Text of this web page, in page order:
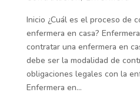
Inicio ¿Cuál es el proceso de
enfermera en casa?
contratar una enfermera en
debe ser la modalidad de
obligaciones legales con la
Enfermera en...